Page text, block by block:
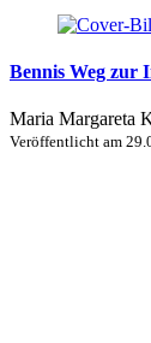
Bennis Weg zur
Maria Margareta
Veröffentlicht am